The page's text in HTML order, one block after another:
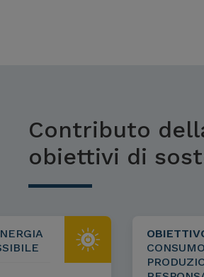
Contributo
obiettivi di